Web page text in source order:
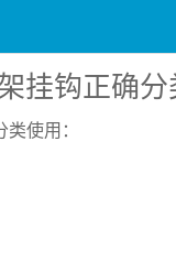
挂钩正确分
使用：